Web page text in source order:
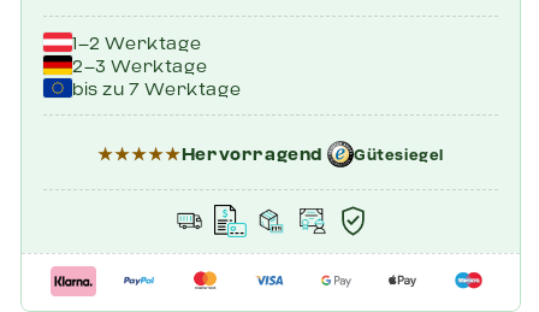
1–2 Werktage
2–3 Werktage
bis zu 7 Werktage
★★★★★Hervorragend Gütesiegel